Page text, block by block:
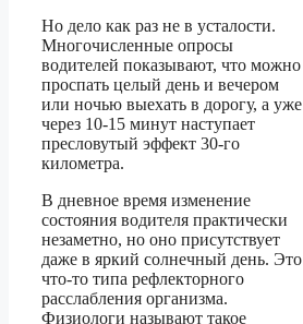
Но дело как раз не в усталости.
Многочисленные опросы
водителей показывают, что можно
проспать целый день и вечером
или ночью выехать в дорогу, а уже
через 10-15 минут наступает
пресловутый эффект 30-го
километра.
В дневное время изменение
состояния водителя практически
незаметно, но оно присутствует
даже в яркий солнечный день. Это
что-то типа рефлекторного
расслабления организма.
Физиологи называют такое